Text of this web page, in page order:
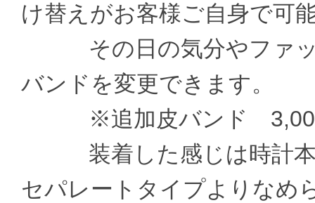
け替えがお客様ご自身で可
その日の気分やファッ
バンドを変更できます。
※追加皮バンド 3,000
装着した感じは時計本
セパレートタイプよりなめ